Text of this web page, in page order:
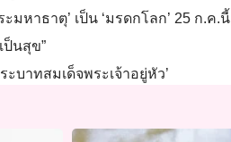
หาธาตุ’ เป็น ‘มรดกโลก’ 25 ก.ค.นี้
ป็นสุข”
บาทสมเด็จพระเจ้าอยู่หัว’